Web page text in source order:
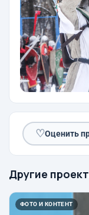
♡Оценить
Другие
ФОТО И КОНТЕНТ